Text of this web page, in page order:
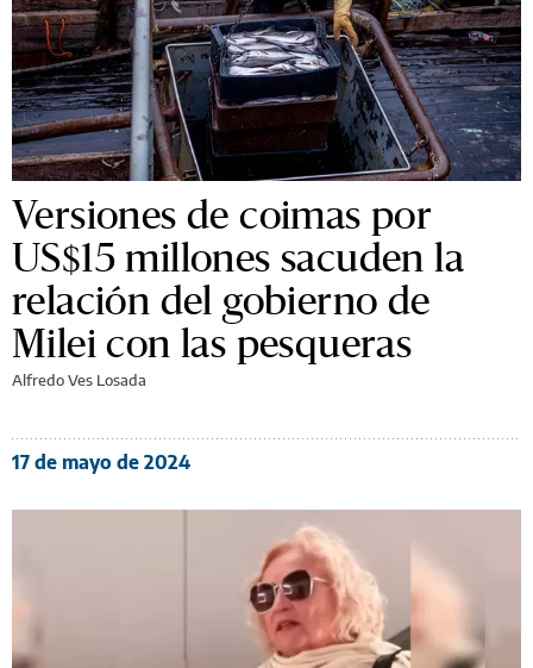
Versiones de coimas por
US$15 millones sacuden la
relación del gobierno de
Milei con las pesqueras
Alfredo Ves Losada
17 de mayo de 2024